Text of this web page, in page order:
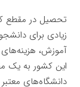
تحصیل در مقطع
زیادی برای
آموزش،
این کشور به یک
دانشگاه‌های